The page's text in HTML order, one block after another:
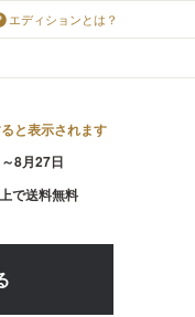
エディションとは？
と表示されます
8月27日
で送料無料